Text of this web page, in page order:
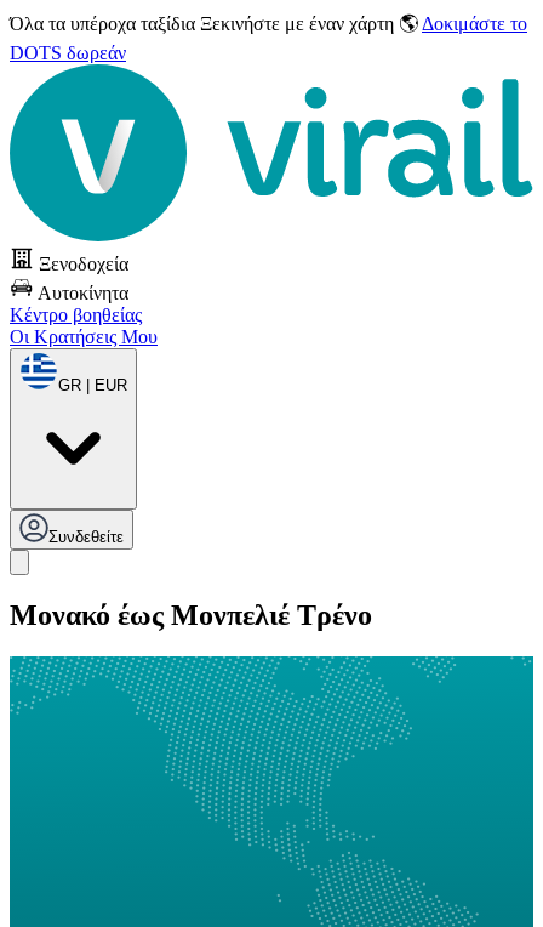
Όλα τα υπέροχα ταξίδια Ξεκινήστε με έναν χάρτη 🌎 Δοκιμάστε το
DOTS δωρεάν
Ξενοδοχεία
Αυτοκίνητα
Κέντρο βοηθείας
Οι Κρατήσεις Μου
GR | EUR
Συνδεθείτε
Μονακό έως Μονπελιέ Τρένο